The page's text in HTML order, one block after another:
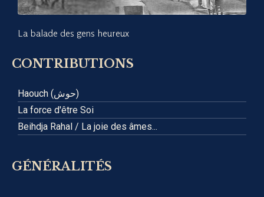
La balade des gens heureux
CONTRIBUTIONS
Haouch (حوش)
La force d'être Soi
Beihdja Rahal / La joie des âmes...
GÉNÉRALITÉS